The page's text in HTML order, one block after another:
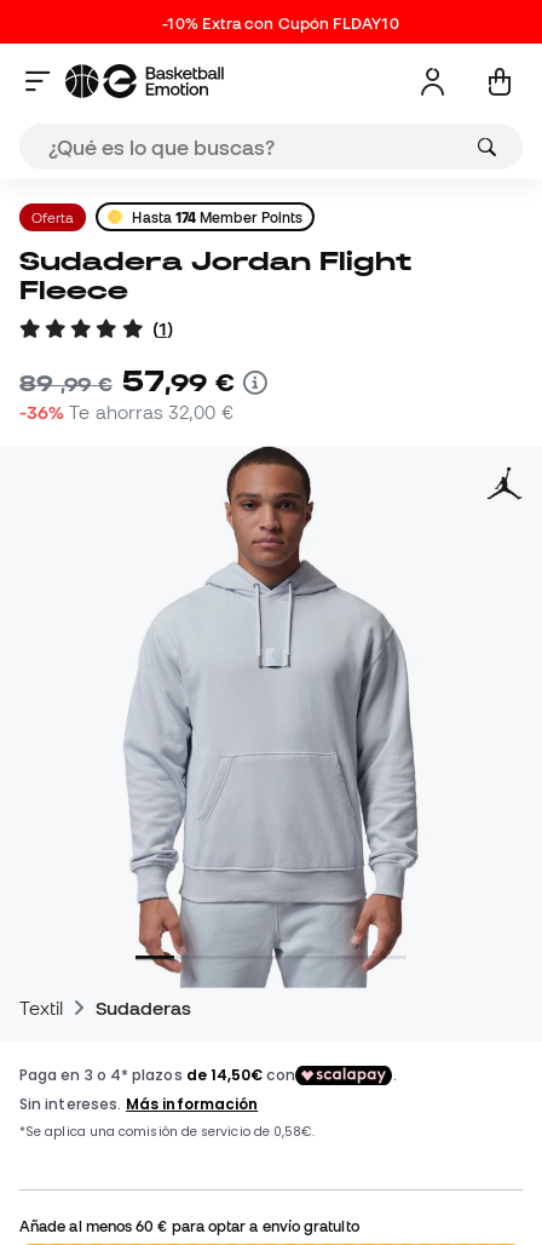
-10% Extra con Cupón FLDAY10
Oferta Hasta 174 Member Points
Sudadera Jordan Flight
Fleece
(1)
89,99 € 57,99 €
-36% Te ahorras32,00 €
Textil Sudaderas
Añade al menos60 € para optar a envío gratuito